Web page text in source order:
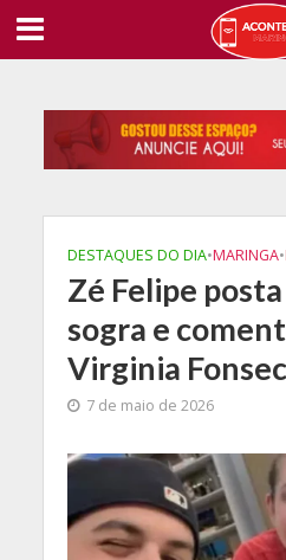
DESTAQUES DO DIA•MARINGA•
Zé Felipe
sogra e
Virginia
7 de maio de 2026